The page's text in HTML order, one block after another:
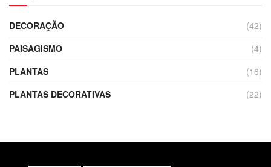
DECORAÇÃO
(42)
PAISAGISMO
(4)
PLANTAS
(16)
PLANTAS DECORATIVAS
(22)